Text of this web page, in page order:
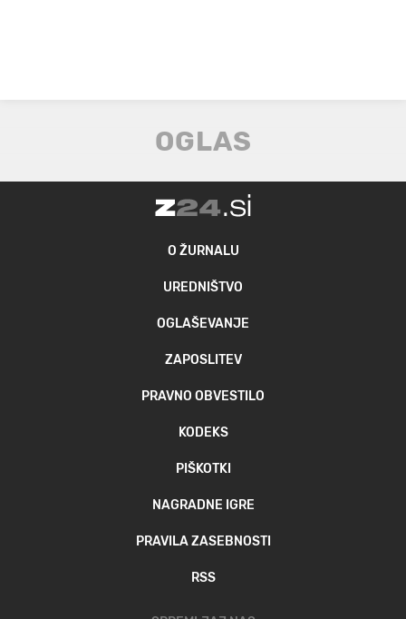
O ŽURNALU
UREDNIŠTVO
OGLAŠEVANJE
ZAPOSLITEV
PRAVNO OBVESTILO
KODEKS
PIŠKOTKI
NAGRADNE IGRE
PRAVILA ZASEBNOSTI
RSS